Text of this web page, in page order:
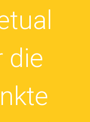
die